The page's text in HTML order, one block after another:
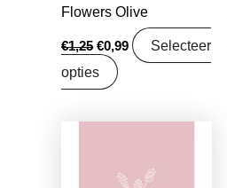
Flowers Olive
€1,25 €0,99
Selecteer
opties
€1,25. €0,99.